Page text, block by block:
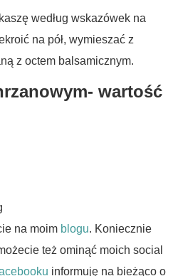
według wskazówek na
na pół, wymieszać z
z octem balsamicznym.
wartość
na moim blogu. Koniecznie
też ominąć moich social
informuję na bieżąco o